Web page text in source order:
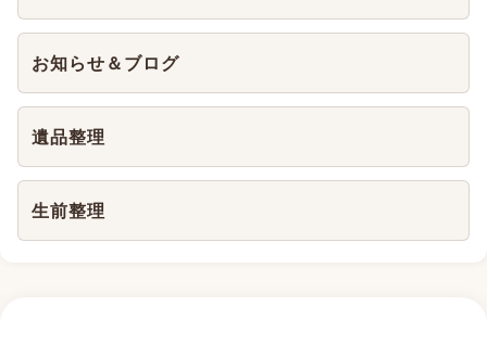
お知らせ＆ブログ
遺品整理
生前整理